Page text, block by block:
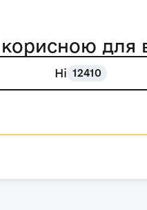
для
Ні 12410